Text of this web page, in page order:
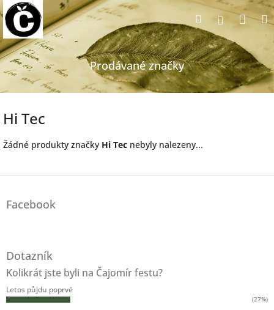
Přejít
na
obsah
Hledat
Prodávané značky
Hi Tec
Žádné produkty značky Hi Tec nebyly nalezeny...
Facebook
Dotazník
Kolikrát jste byli na Čajomír festu?
Letos půjdu poprvé
(27%)